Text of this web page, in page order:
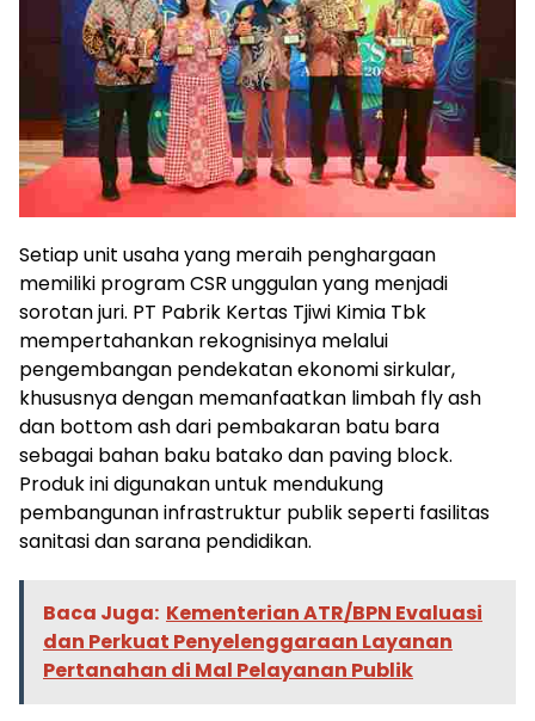
Setiap unit usaha yang meraih penghargaan
memiliki program CSR unggulan yang menjadi
sorotan juri. PT Pabrik Kertas Tjiwi Kimia Tbk
mempertahankan rekognisinya melalui
pengembangan pendekatan ekonomi sirkular,
khususnya dengan memanfaatkan limbah fly ash
dan bottom ash dari pembakaran batu bara
sebagai bahan baku batako dan paving block.
Produk ini digunakan untuk mendukung
pembangunan infrastruktur publik seperti fasilitas
sanitasi dan sarana pendidikan.
Baca Juga: Kementerian ATR/BPN Evaluasi
dan Perkuat Penyelenggaraan Layanan
Pertanahan di Mal Pelayanan Publik